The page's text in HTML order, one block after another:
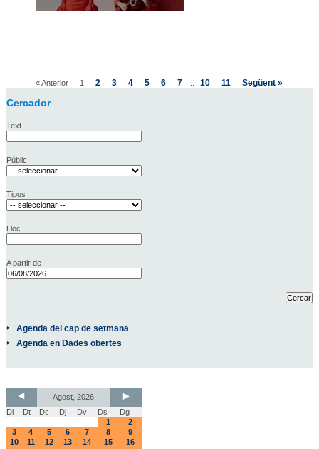
« Anterior 1 2 3 4 5 6 7 10 11 Següent »
Cercador
Text
Públic
Tipus
Lloc
A partir de
Agenda del cap de setmana
Agenda en Dades obertes
Agost, 2026
Dl
Dt Dc Dj Dv Ds
Dg
1
2
3
4 5 6 7 8
9
10
11 12 13 14 15
16